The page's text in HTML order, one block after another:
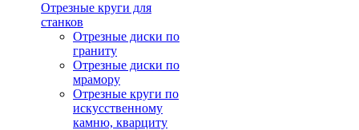
Отрезные круги для
станков
Отрезные диски по
граниту
Отрезные диски по
мрамору
Отрезные круги по
искусственному
камню, кварциту